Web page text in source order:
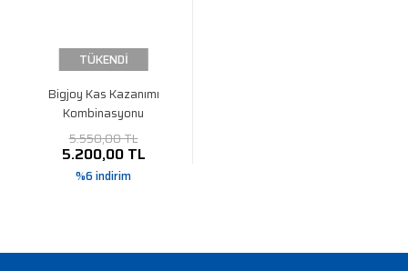
TÜKENDİ
Bigjoy Kas Kazanımı
Kombinasyonu
5.550,00 TL
5.200,00 TL
%6 indirim